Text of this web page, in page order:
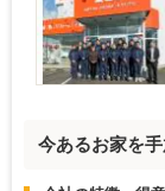
今あるお家を